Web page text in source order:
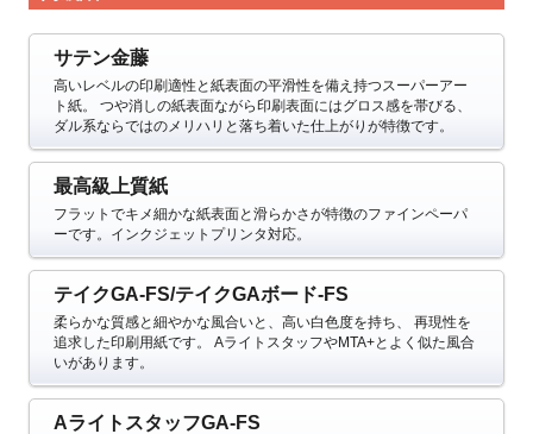
サテン金藤
高いレベルの印刷適性と紙表面の平滑性を備え持つスーパーアー
ト紙。 つや消しの紙表面ながら印刷表面にはグロス感を帯びる、
ダル系ならではのメリハリと落ち着いた仕上がりが特徴です。
最高級上質紙
フラットでキメ細かな紙表面と滑らかさが特徴のファインペーパ
ーです。インクジェットプリンタ対応。
テイクGA-FS/テイクGAボード-FS
柔らかな質感と細やかな風合いと、高い白色度を持ち、 再現性を
追求した印刷用紙です。 AライトスタッフやMTA+とよく似た風合
いがあります。
AライトスタッフGA-FS